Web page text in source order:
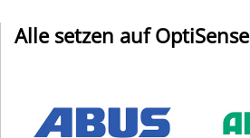
Alle setzen auf OptiSense